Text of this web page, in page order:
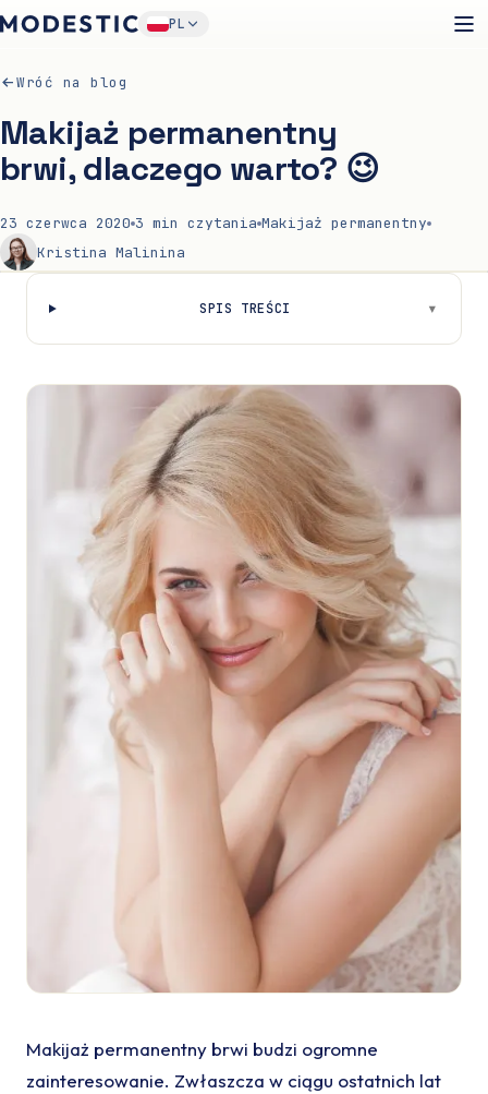
PL
Wróć na blog
Makijaż permanentny
brwi, dlaczego warto? 😉
23 czerwca 2020 3 min czytania Makijaż permanentny
Kristina Malinina
SPIS TREŚCI ▾
Makijaż permanentny brwi budzi ogromne
zainteresowanie. Zwłaszcza w ciągu ostatnich lat